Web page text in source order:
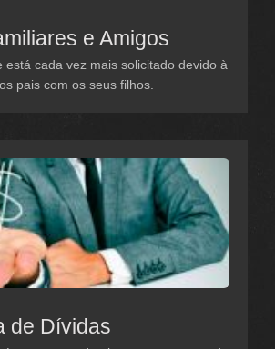
e Amigos
está cada vez mais solicitado devido à
pais com os seus filhos.
de Dívidas